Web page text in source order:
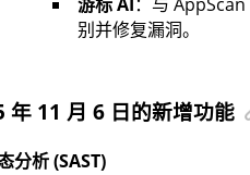
别并修复漏洞。
年 11 月 6 日的新增功能
分析 (SAST)